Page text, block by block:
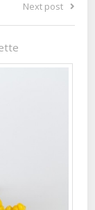
Next post